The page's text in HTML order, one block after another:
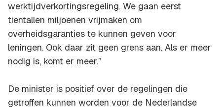
werktijdverkortingsregeling. We gaan eerst
tientallen miljoenen vrijmaken om
overheidsgaranties te kunnen geven voor
leningen. Ook daar zit geen grens aan. Als er meer
nodig is, komt er meer.”
De minister is positief over de regelingen die
getroffen kunnen worden voor de Nederlandse